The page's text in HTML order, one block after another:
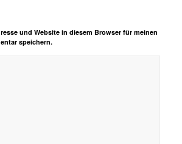
und Website in diesem Browser für meinen
speichern.